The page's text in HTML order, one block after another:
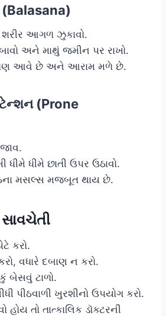
આગળ ઝુકાવો.
અને માથું જમીન પર રાખો.
આવે છે અને આરામ મળે છે.
(Prone
ધીમે ધીમે છાતી ઉપર ઉઠાવો.
મસલ્સ મજબૂત થાય છે.
કરો.
વધારે દબાણ ન કરો.
બેસવું ટાળો.
પીઠવાળી ખુરશીનો ઉપયોગ કરો.
હોય તો તાત્કાલિક ડૉક્ટરની